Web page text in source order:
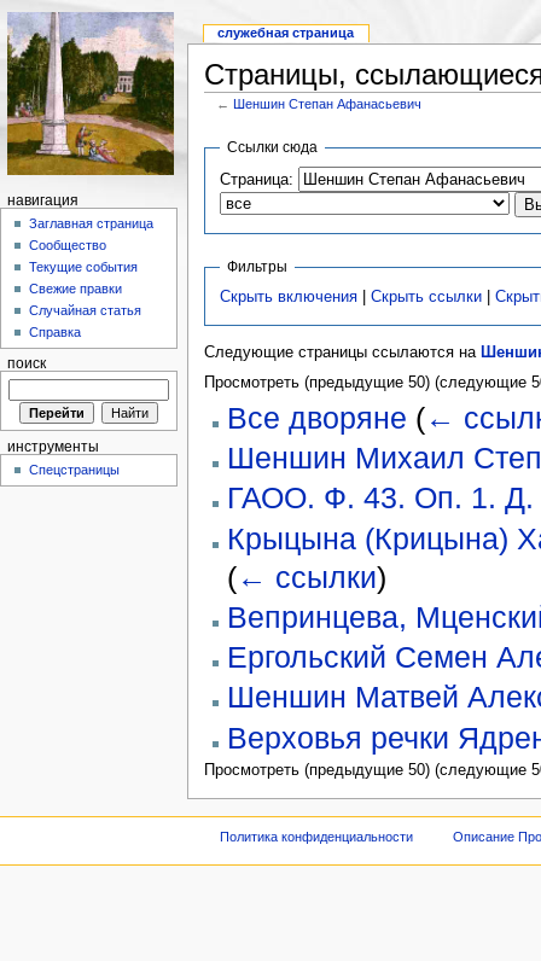
Страницы,
←Шеншин Степан Афанасьевич
Ссылки сюда
Страница:
Фильтры
Скрыть включения |Скрыть ссылки |
Следующие страницы ссылаются на
Просмотреть (предыдущие 50) (следующие
Все дворяне (←
Шеншин Михаил
ГАОО. Ф. 43. Оп. 1. Д.
Крыцына (Крицына)
(← ссылки)
Вепринцева,
Ергольский Семен
Шеншин Матвей
Верховья речки
Просмотреть (предыдущие 50) (следующие
служебная страница
навигация
Заглавная страница
Сообщество
Текущие события
Свежие правки
Случайная статья
Справка
поиск
инструменты
Спецстраницы
Политика конфиденциальности Описание